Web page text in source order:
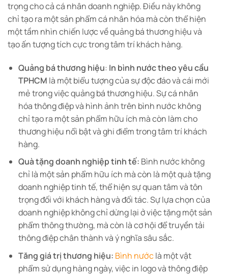
trọng cho cả cá nhân doanh nghiệp. Điều này không
chỉ tạo ra một sản phẩm cá nhân hóa mà còn thể hiện
một tầm nhìn chiến lược về quảng bá thương hiệu và
tạo ấn tượng tích cực trong tâm trí khách hàng.
Quảng bá thương hiệu: In bình nước theo yêu cầu
TPHCM là một biểu tượng của sự độc đáo và cái mới
mẻ trong việc quảng bá thương hiệu. Sự cá nhân
hóa thông điệp và hình ảnh trên bình nước không
chỉ tạo ra một sản phẩm hữu ích mà còn làm cho
thương hiệu nổi bật và ghi điểm trong tâm trí khách
hàng.
Quà tặng doanh nghiệp tinh tế: Bình nước không
chỉ là một sản phẩm hữu ích mà còn là một quà tặng
doanh nghiệp tinh tế, thể hiện sự quan tâm và tôn
trọng đối với khách hàng và đối tác. Sự lựa chọn của
doanh nghiệp không chỉ dừng lại ở việc tặng một sản
phẩm thông thường, mà còn là cơ hội để truyền tải
thông điệp chân thành và ý nghĩa sâu sắc.
Tăng giá trị thương hiệu: Bình nướclà một vật
phẩm sử dụng hàng ngày, việc in logo và thông điệp